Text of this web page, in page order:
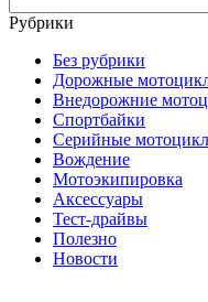
Рубрики
Без рубрики
Дорожные
Внедорожние
Спортбайки
Серийные
Вождение
Мотоэкипировка
Аксессуары
Тест-драйвы
Полезно
Новости